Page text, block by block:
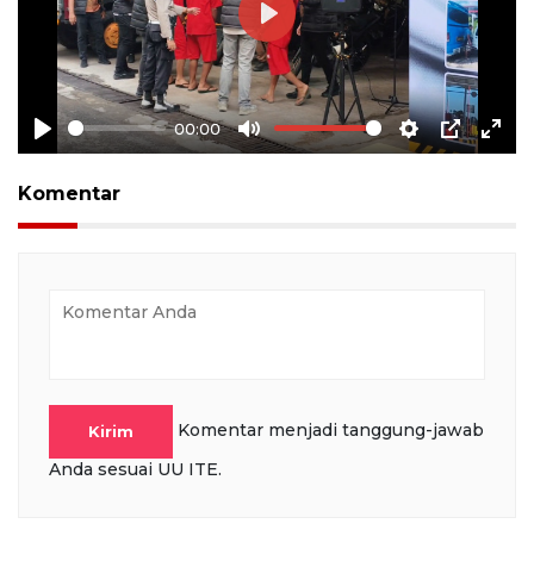
Play
00:00
Mute Settings
PIP
Play
Komentar
Kirim
Komentar menjadi tanggung-jawab
Anda sesuai UU ITE.